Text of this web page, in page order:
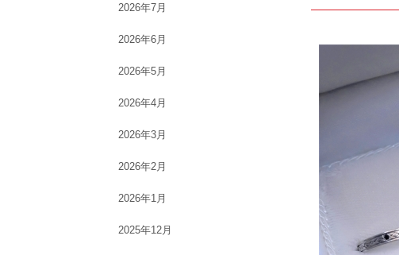
2026年7月
2026年6月
2026年5月
2026年4月
2026年3月
2026年2月
2026年1月
2025年12月